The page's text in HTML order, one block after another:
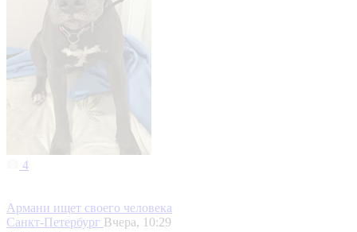
4
Армани ищет своего человека
Санкт-Петербург Вчера, 10:29